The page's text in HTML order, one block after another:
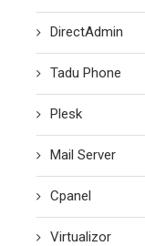
DirectAdmin
Tadu Phone
Plesk
Mail Server
Cpanel
Virtualizor